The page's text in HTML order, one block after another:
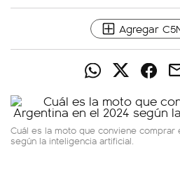
Agregar
Cuál es la moto que conviene comprar
según la inteligencia artificial.